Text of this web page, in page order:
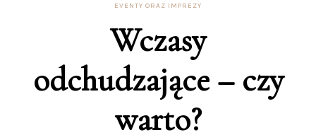
EVENTY ORAZ IMPREZY
Wczasy
odchudzające – czy
warto?